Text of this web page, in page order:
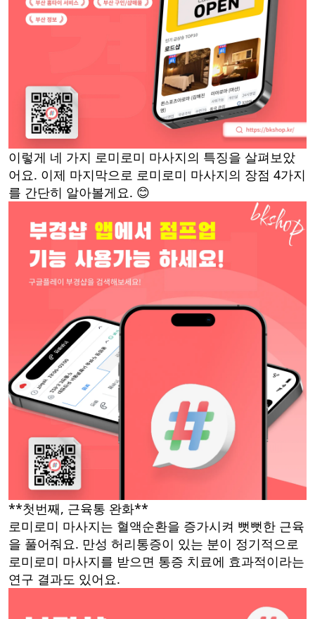
이렇게 네 가지 로미로미 마사지의 특징을 살펴보았
어요. 이제 마지막으로 로미로미 마사지의 장점 4가지
를 간단히 알아볼게요. 😊
**첫번째, 근육통 완화**
로미로미 마사지는 혈액순환을 증가시켜 뻣뻣한 근육
을 풀어줘요. 만성 허리통증이 있는 분이 정기적으로
로미로미 마사지를 받으면 통증 치료에 효과적이라는
연구 결과도 있어요.